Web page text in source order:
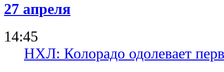
27 апреля
14:45
НХЛ: Колорадо одолевает